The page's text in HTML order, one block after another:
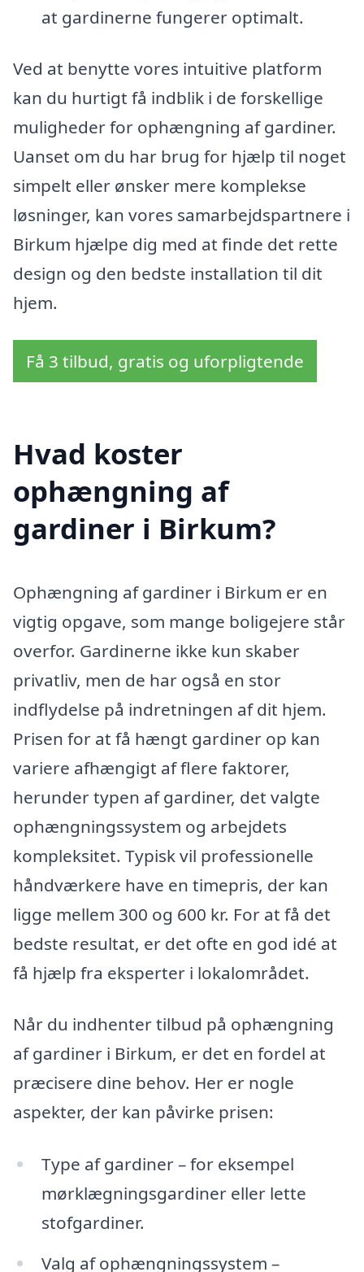
at gardinerne fungerer optimalt.
Ved at benytte vores intuitive platform
kan du hurtigt få indblik i de forskellige
muligheder for ophængning af gardiner.
Uanset om du har brug for hjælp til noget
simpelt eller ønsker mere komplekse
løsninger, kan vores samarbejdspartnere i
Birkum hjælpe dig med at finde det rette
design og den bedste installation til dit
hjem.
Få 3 tilbud, gratis og uforpligtende
Hvad koster
ophængning af
gardiner i Birkum?
Ophængning af gardiner i Birkum er en
vigtig opgave, som mange boligejere står
overfor. Gardinerne ikke kun skaber
privatliv, men de har også en stor
indflydelse på indretningen af dit hjem.
Prisen for at få hængt gardiner op kan
variere afhængigt af flere faktorer,
herunder typen af gardiner, det valgte
ophængningssystem og arbejdets
kompleksitet. Typisk vil professionelle
håndværkere have en timepris, der kan
ligge mellem 300 og 600 kr. For at få det
bedste resultat, er det ofte en god idé at
få hjælp fra eksperter i lokalområdet.
Når du indhenter tilbud på ophængning
af gardiner i Birkum, er det en fordel at
præcisere dine behov. Her er nogle
aspekter, der kan påvirke prisen:
Type af gardiner – for eksempel
mørklægningsgardiner eller lette
stofgardiner.
Valg af ophængningssystem –